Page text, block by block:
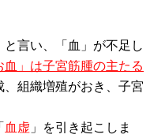
と言い、「血」が不足し
血」は子宮筋腫の主たる
組織増殖がおき、子宮
血虚 」を引き起こしま